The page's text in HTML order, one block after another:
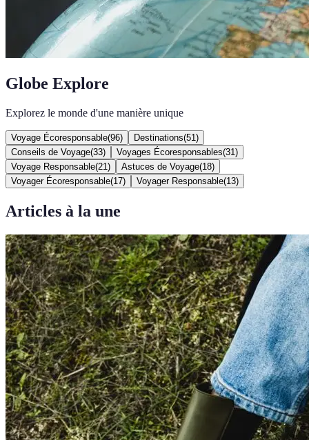
Globe Explore
Explorez le monde d'une manière unique
Voyage Écoresponsable(96) Destinations(51 )
Conseils de Voyage(33) Voyages Écoresponsables(31 )
Voyage Responsable(21 ) Astuces de Voyage(18)
Voyager Écoresponsable(17) Voyager Responsable(13)
Articles à la une